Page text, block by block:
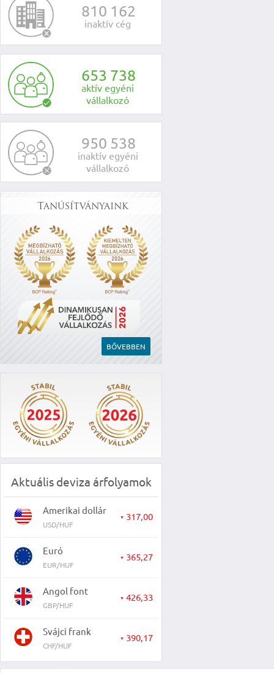
810 162
inaktív cég
653 738
aktív egyéni
vállalkozó
950 538
inaktív egyéni
vállalkozó
Tanúsítványaink
BŐVEBBEN
Aktuális deviza árfolyamok
Amerikai dollár
USD/HUF
▼ 317,00
Euró
EUR/HUF
▼ 365,27
Angol font
GBP/HUF
▼ 426,33
Svájci frank
CHF/HUF
▼ 390,17